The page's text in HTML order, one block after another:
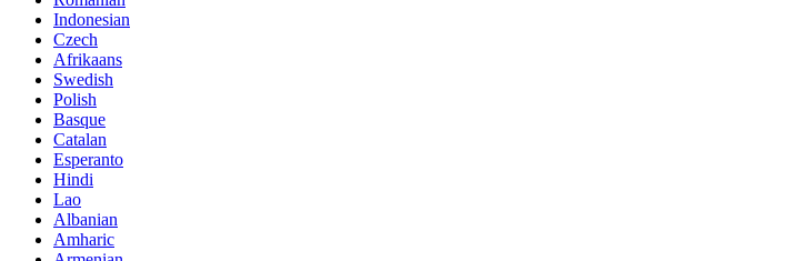
Indonesian
Czech
Afrikaans
Swedish
Polish
Basque
Catalan
Esperanto
Hindi
Lao
Albanian
Amharic